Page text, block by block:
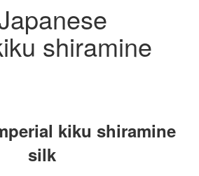
shiramine
kiku shiramine
silk